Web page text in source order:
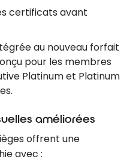
certificats avant
au nouveau forfait
pour les membres
Platinum et Platinum
améliorées
offrent une
avec :